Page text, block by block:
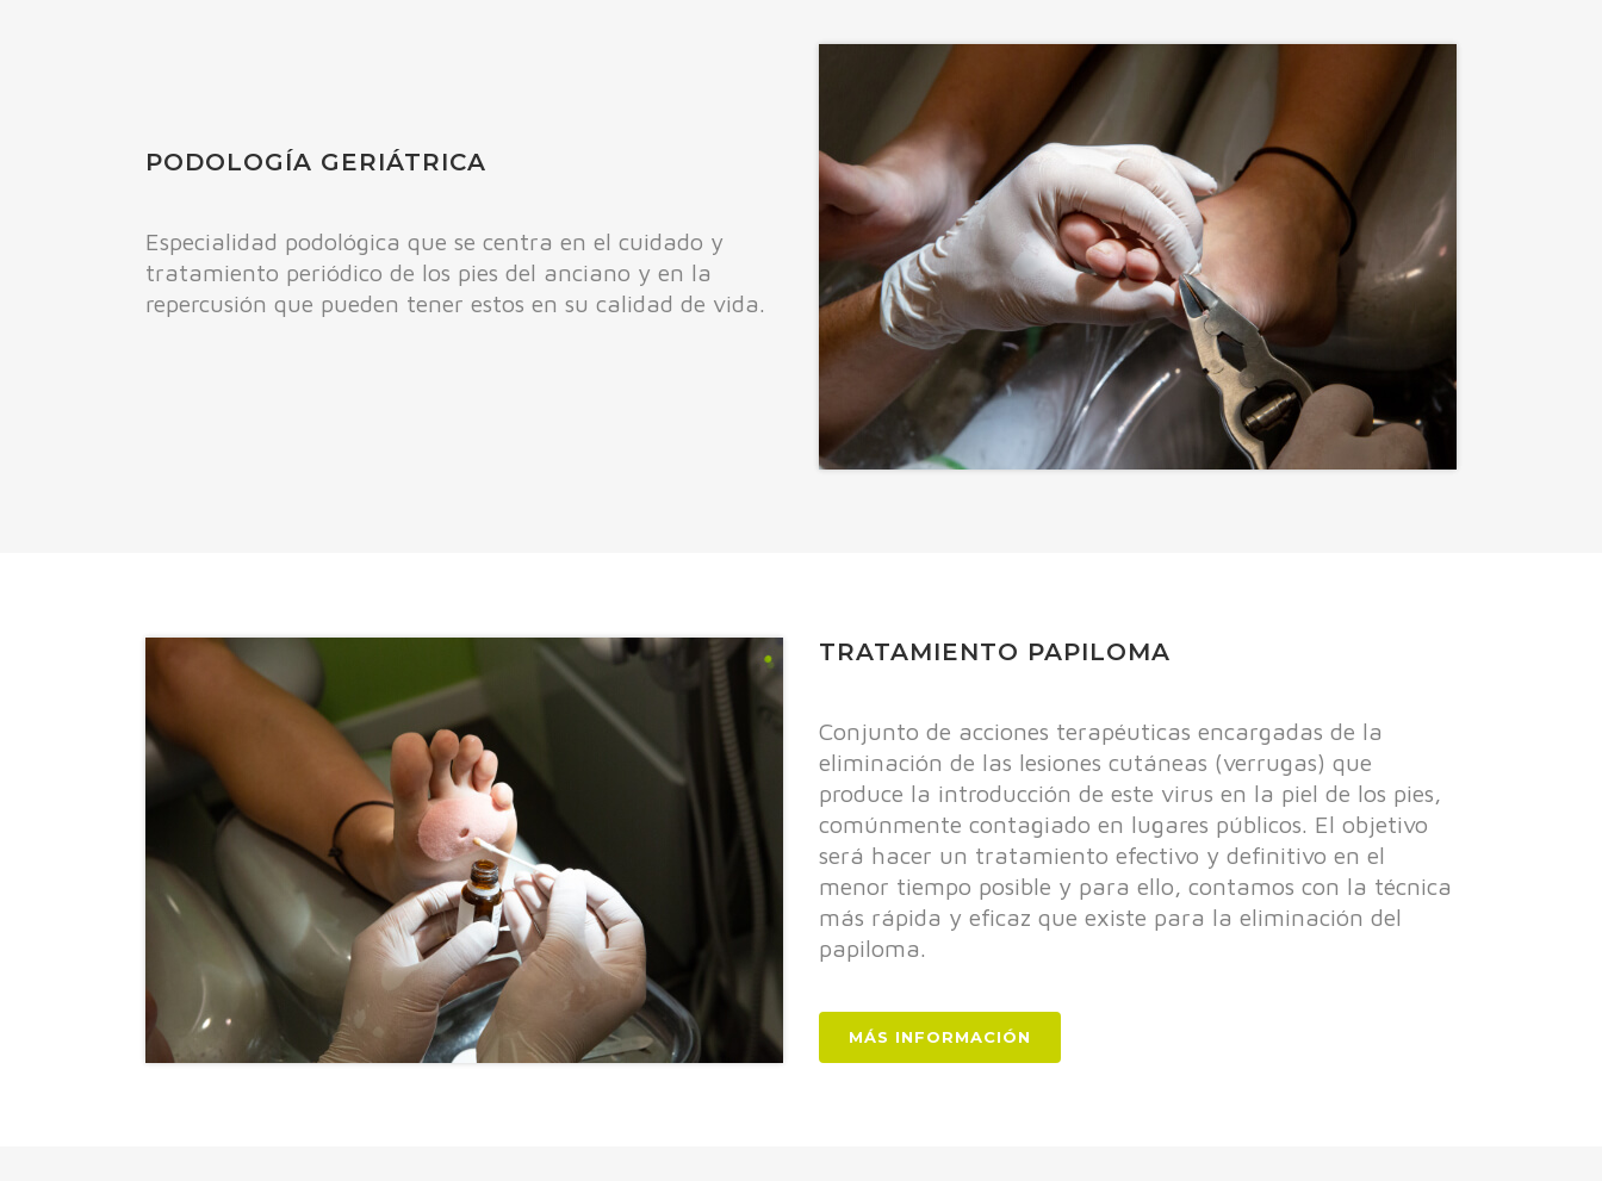
PODOLOGÍA GERIÁTRICA
Especialidad podológica que se centra en el cuidado y
tratamiento periódico de los pies del anciano y en la
repercusión que pueden tener estos en su calidad de vida.
TRATAMIENTO PAPILOMA
Conjunto de acciones terapéuticas encargadas de la
eliminación de las lesiones cutáneas (verrugas) que
produce la introducción de este virus en la piel de los pies,
comúnmente contagiado en lugares públicos. El objetivo
será hacer un tratamiento efectivo y definitivo en el
menor tiempo posible y para ello, contamos con la técnica
más rápida y eficaz que existe para la eliminación del
papiloma.
MÁS INFORMACIÓN